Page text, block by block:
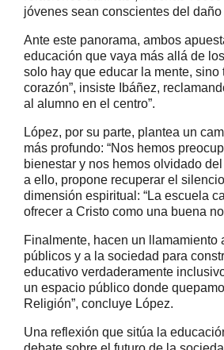
jóvenes sean conscientes del
Ante este panorama, ambos
educación que vaya más allá de
solo hay que educar la mente, sino
corazón”, insiste Ibáñez,
al alumno en el centro”.
López, por su parte, plantea un
más profundo: “Nos hemos
bienestar y nos hemos olvidado del
a ello, propone recuperar el
dimensión espiritual: “La escuela
ofrecer a Cristo como una buena
Finalmente, hacen un llamamiento
públicos y a la sociedad para
educativo verdaderamente
un espacio público donde
Religión”, concluye López.
Una reflexión que sitúa la